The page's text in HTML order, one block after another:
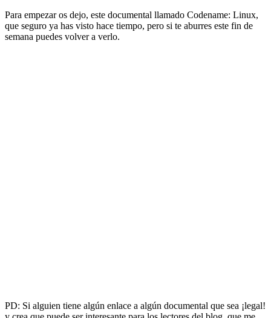
Para empezar os dejo, este documental llamado Codename: Linux,
que seguro ya has visto hace tiempo, pero si te aburres este fin de
semana puedes volver a verlo.
PD: Si alguien tiene algún enlace a algún documental que sea ¡legal!